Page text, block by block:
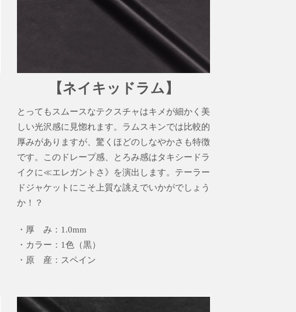
【ネイキッドラム】
とってもスムースなテクスチャはキメが細かく美
しい光沢感に見惚れます。ラムスキンでは比較的
厚みがありますが、驚くほどのしなやかさも特徴
です。このドレープ感、とろみ感はタキシードラ
イクに≪エレガントさ》を演出します。テーラー
ドジャケットにこそ上質な誂えでいかがでしょう
か！？
・厚 み：1.0mm
・カラー：1色（黒）
・原 産：スペイン